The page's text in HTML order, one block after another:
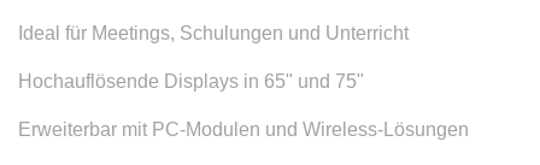
Ideal für Meetings, Schulungen und Unterricht
Hochauflösende Displays in 65" und 75"
Erweiterbar mit PC-Modulen und Wireless-Lösungen